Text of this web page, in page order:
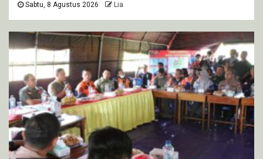
Sabtu, 8 Agustus 2026 Lia